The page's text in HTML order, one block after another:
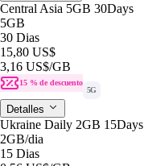
Central Asia 5GB 30Days
5GB
30 Dias
15,80 US$
3,16 US$/GB
15 % de descuento
5G
Detalles
Ukraine Daily 2GB 15Days
2GB/dia
15 Dias